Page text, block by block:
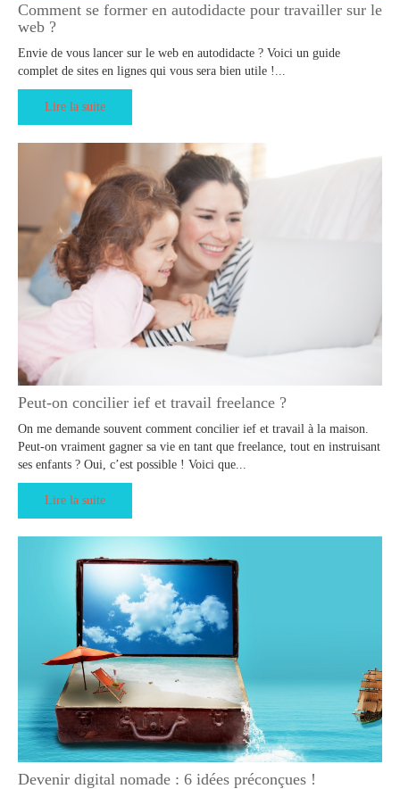
Comment se former en autodidacte pour travailler sur le
web ?
Envie de vous lancer sur le web en autodidacte ? Voici un guide
complet de sites en lignes qui vous sera bien utile !...
Lire la suite
Peut-on concilier ief et travail freelance ?
On me demande souvent comment concilier ief et travail à la maison.
Peut-on vraiment gagner sa vie en tant que freelance, tout en instruisant
ses enfants ? Oui, c’est possible ! Voici que...
Lire la suite
Devenir digital nomade : 6 idées préconçues !